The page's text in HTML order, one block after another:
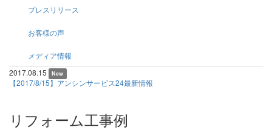
プレスリリース
お客様の声
メディア情報
2017.08.15
New
【2017/8/15】アンシンサービス24最新情報
リフォーム工事例